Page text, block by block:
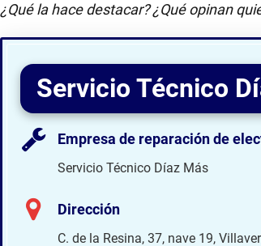
¿Qué la hace destacar? ¿Qué opinan
Servicio Técnico
Empresa de reparación de
Servicio Técnico Díaz Más
Dirección
C. de la Resina, 37, nave 19,